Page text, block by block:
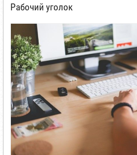
Рабочий уголок